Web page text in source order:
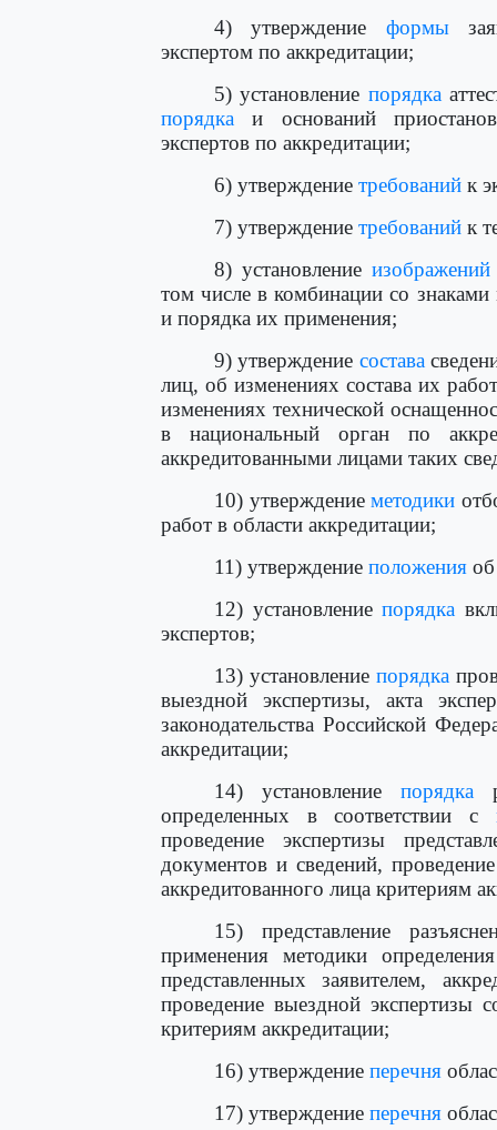
4) утверждение формы
экспертом по аккредитации;
5) установление порядка
порядка и оснований
экспертов по аккредитации;
6) утверждение требований к
7) утверждение требований к
8) установление изображений
том числе в комбинации со
и порядка их применения;
9) утверждение состава
лиц, об изменениях состава их
изменениях технической
в национальный орган по
аккредитованными лицами таких
10) утверждение методики
работ в области аккредитации;
11) утверждение положения
12) установлениепорядка
экспертов;
13) установление порядка
выездной экспертизы, акта
законодательства Российской
аккредитации;
14) установление порядка
определенных в соответствии с
проведение экспертизы
документов и сведений,
аккредитованного лица критериям
15) представление
применения методики
представленных заявителем,
проведение выездной экспертизы
критериям аккредитации;
16) утверждение перечня
17) утверждение перечня